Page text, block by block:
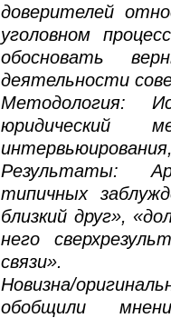
доверителей
уголовном
обосновать
деятельности
Методология:
юридический
Результаты:
типичных
близкий друг»,
него
связи».
Новизна/
обобщили